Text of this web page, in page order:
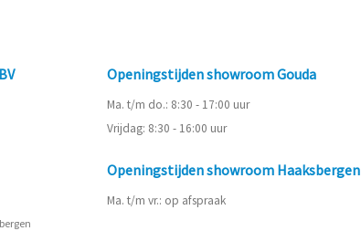
Openingstijden showroom Gouda
Ma. t/m do.: 8:30 - 17:00 uur
Vrijdag: 8:30 - 16:00 uur
Openingstijden showroom Haaksbergen
Ma. t/m vr.: op afspraak